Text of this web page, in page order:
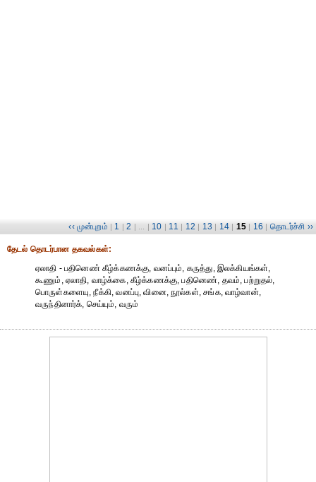
‹‹ முன்புறம் | 1 | 2 | ... | 10 | 11 | 12 | 13 | 14 | 15 | 16 | தொடர்ச்சி ››
தேட‌ல் தொட‌ர்பான தகவ‌ல்க‌ள்:
ஏலாதி - பதினெண் கீழ்க்கணக்கு, வனப்பும், கருத்து, இலக்கியங்கள்,
கூணும், ஏலாதி, வாழ்க்கை, கீழ்க்கணக்கு, பதினெண், தவம், பற்றுதல்,
பொருள்களையு, நீக்கி, வனப்பு, வினை, நூல்கள், சங்க, வாழ்வான்,
வருந்தினார்க், செய்யும், வரும்